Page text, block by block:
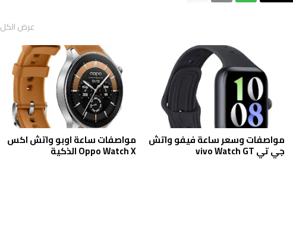
عرض الكل
مواصفات وسعر ساعة فيفو واتش
جي تي vivo Watch GT
مواصفات ساعة اوبو واتش اكس
Oppo Watch X الذكية